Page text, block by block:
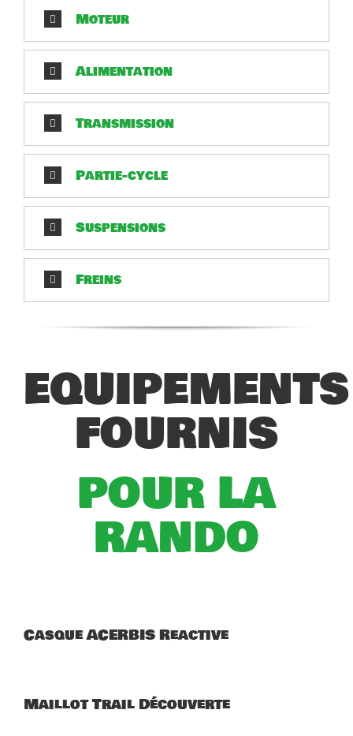
Moteur
Alimentation
Transmission
Partie-cycle
Suspensions
Freins
EQUIPEMENTS
FOURNIS
POUR LA
RANDO
Casque ACERBIS Reactive
Maillot Trail Découverte